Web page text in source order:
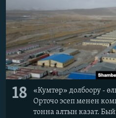
18
«Кумтөр» долбоору -
Орточо эсеп менен
тонна алтын казат.